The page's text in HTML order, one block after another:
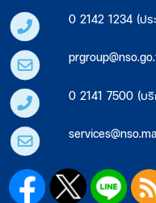
0 2142 1234 (ป
0 2141 7500 (บ